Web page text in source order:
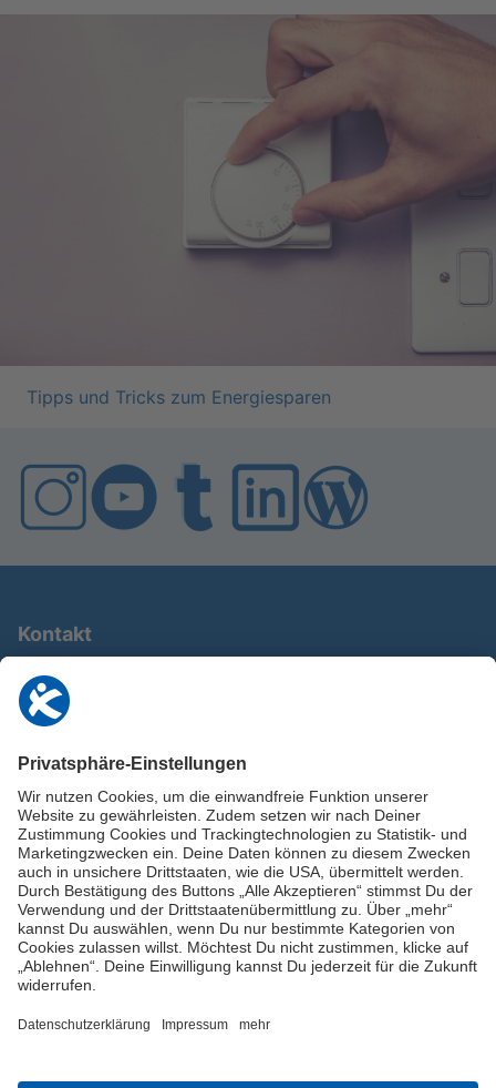
Tipps und Tricks zum En­er­gie­spa­ren
Kontakt
0911 / 9234 950
info@deutschland-im-plus.de
Impressum
Online-Schuldnerberatung
Stellen Sie hier Ihre Fragen und erhalten Sie kostenlos und umgehend
Informationen von unseren Schuldnerberater:innen.
Beratungshotline: 0800 / 5035851
Spendenkonto